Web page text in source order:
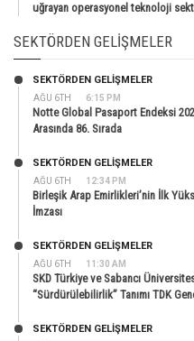
uğrayan operasyonel teknoloji
SEKTÖRDEN GELIŞMELER
AĞU 6TH 6:15 PM
SEKTÖRDEN GELIŞMELER
Notte Global Pasaport Endeksi
Arasında 86. Sırada
AĞU 6TH 12:34 PM
SEKTÖRDEN GELIŞMELER
Birleşik Arap Emirlikleri’nin İlk
İmzası
AĞU 6TH 11:30 AM
SEKTÖRDEN GELIŞMELER
SKD Türkiye ve Sabancı
“Sürdürülebilirlik” Tanımı TDK
SEKTÖRDEN GELIŞMELER